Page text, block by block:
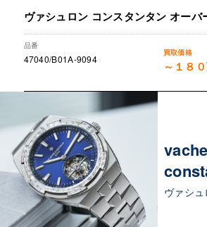
ヴァシュロン コンスタンタン オーバ
47040/B01A-9094 ～１８
ヴァシ